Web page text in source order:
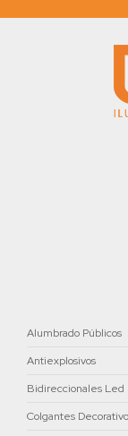
Alumbrado Públicos
Antiexplosivos
Bidireccionales Led
Colgantes